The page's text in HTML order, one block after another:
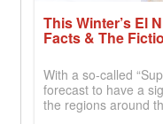
This Winter’s El
Facts & The
With a so-called
forecast to have a
the regions around